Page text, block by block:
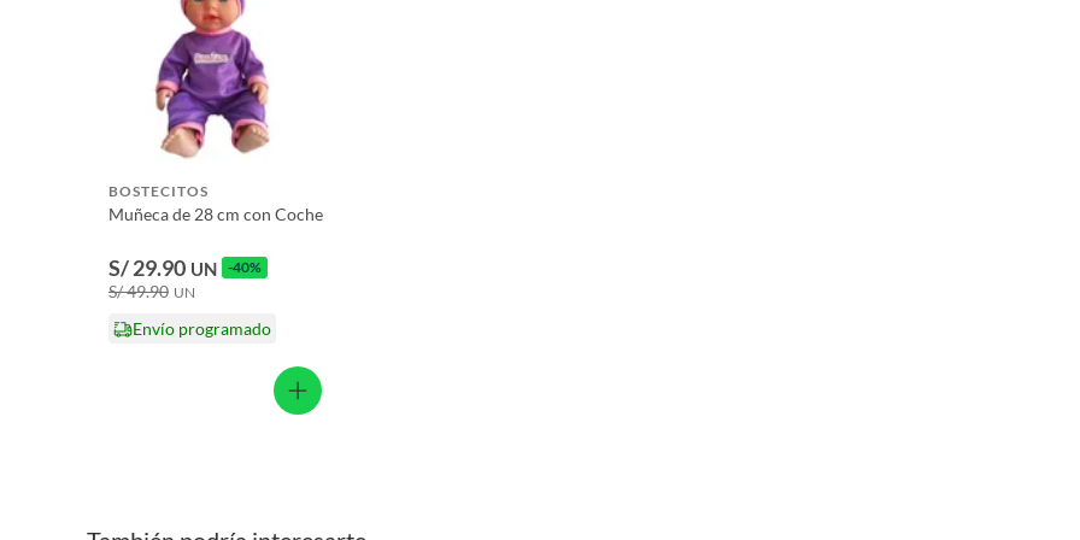
Piezas pequeñas
Cantidad de paquetes
Licores y cigarros electrónicos.
BOSTECITOS
Muñeca de 28 cm con Coche
S/ 29.90 UN -40%
S/ 49.90 UN
Envío programado